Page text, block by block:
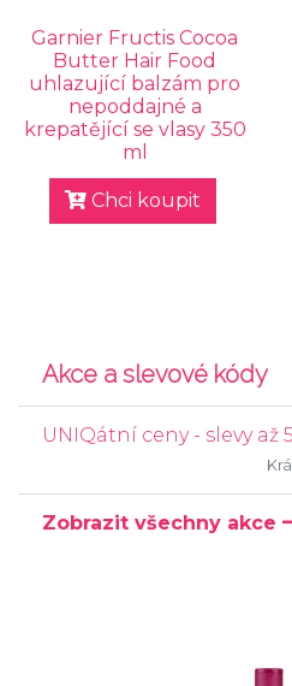
Garnier Fructis Cocoa
Butter Hair Food
uhlazující balzám pro
nepoddajné a
krepatějící se vlasy 350
ml
Chci koupit
Akce a slevové kódy
UNIQátní ceny - slevy až
Zobrazit všechny akce